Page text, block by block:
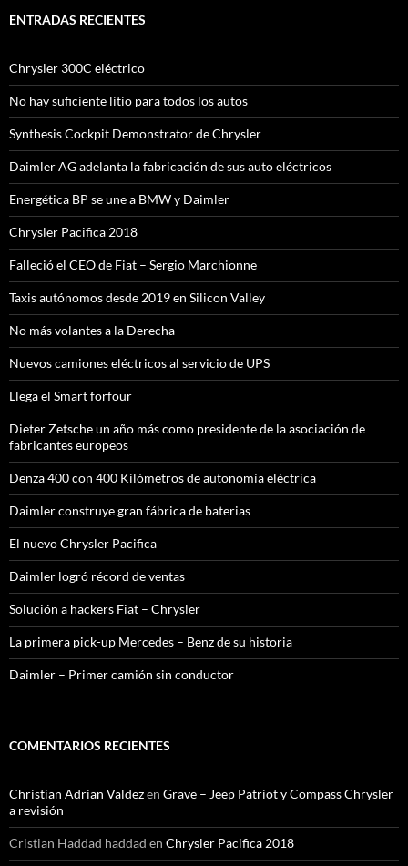
ENTRADAS RECIENTES
Chrysler 300C eléctrico
No hay suficiente litio para todos los autos
Synthesis Cockpit Demonstrator de Chrysler
Daimler AG adelanta la fabricación de sus auto eléctricos
Energética BP se une a BMW y Daimler
Chrysler Pacifica 2018
Falleció el CEO de Fiat – Sergio Marchionne
Taxis autónomos desde 2019 en Silicon Valley
No más volantes a la Derecha
Nuevos camiones eléctricos al servicio de UPS
Llega el Smart forfour
Dieter Zetsche un año más como presidente de la asociación de
fabricantes europeos
Denza 400 con 400 Kilómetros de autonomía eléctrica
Daimler construye gran fábrica de baterias
El nuevo Chrysler Pacifica
Daimler logró récord de ventas
Solución a hackers Fiat – Chrysler
La primera pick-up Mercedes – Benz de su historia
Daimler – Primer camión sin conductor
COMENTARIOS RECIENTES
Christian Adrian Valdezen Grave – Jeep Patriot y Compass Chrysler
a revisión
Cristian Haddad haddad en Chrysler Pacifica 2018